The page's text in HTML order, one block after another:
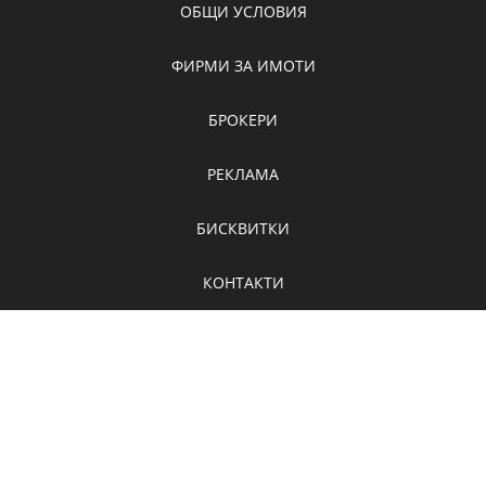
ОБЩИ УСЛОВИЯ
ФИРМИ ЗА ИМОТИ
БРОКЕРИ
РЕКЛАМА
БИСКВИТКИ
КОНТАКТИ